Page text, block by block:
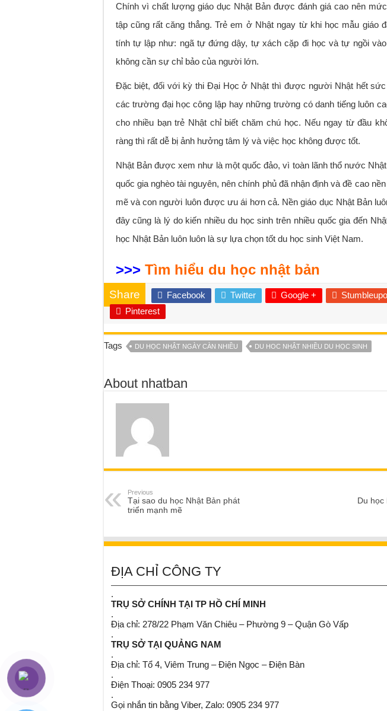
Chính vì chất lượng giáo dục Nhật Bản được đánh giá cao nên
tập cũng rất căng thẳng. Trẻ em ở Nhật ngay từ khi học mẫu giáo
tính tự lập như: ngã tự đứng dậy, tự xách cặp đi học và tự ngồi
không cần sự chỉ bảo của người lớn.
Đặc biệt, đối với kỳ thi Đại Học ở Nhật thì được người Nhật hết sức
các trường đại học công lập hay những trường có danh tiếng luôn
cho nhiều bạn trẻ Nhật chỉ biết chăm chú học. Nếu ngay từ đầu
ràng thì rất dễ bị ảnh hưởng tâm lý và việc học không được tốt.
Nhật Bản được xem như là một quốc đảo, vì toàn lãnh thổ nước
quốc gia nghèo tài nguyên, nên chính phủ đã nhận định và đề cao
mẽ và con người luôn được ưu ái hơn cả. Nền giáo dục Nhật Bản
đây cũng là lý do kiến nhiều du học sinh trên nhiều quốc gia đến
học Nhật Bản luôn luôn là sự lựa chọn tốt du học sinh Việt Nam.
>>> Tìm hiểu du học nhật bản
Share Facebook Twitter Google +
Pinterest
Tags DU HỌC NHẬT NGÀY CÀN NHIỀU DU HOC NHẬT NHIỀU DU HỌC SINH
About nhatban
Previous
Tại sao du học Nhật Bản phát
triển mạnh mẽ
Du học
ĐỊA CHỈ CÔNG TY
.
TRỤ SỞ CHÍNH TẠI TP HỒ CHÍ MINH
.
Địa chỉ: 278/22 Phạm Văn Chiêu – Phường 9 – Quận Gò Vấp
.
TRỤ SỞ TẠI QUẢNG NAM
.
Địa chỉ: Tổ 4, Viêm Trung – Điện Ngọc – Điện Bàn
.
Điện Thoại: 0905 234 977
.
Gọi nhắn tin bằng Viber, Zalo: 0905 234 977